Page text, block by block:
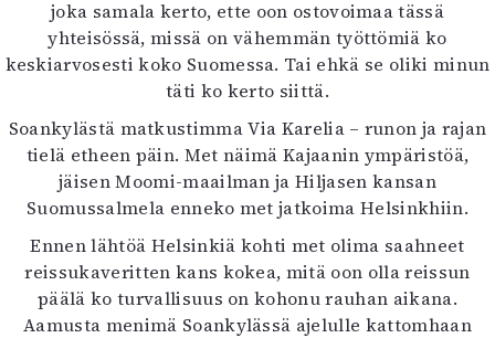
joka samala kerto, ette oon ostovoimaa tässä
yhteisössä, missä on vähemmän työttömiä ko
keskiarvosesti koko Suomessa. Tai ehkä se oliki minun
täti ko kerto siittä.
Soankylästä matkustimma Via Karelia – runon ja rajan
tielä etheen päin. Met näimä Kajaanin ympäristöä,
jäisen Moomi-maail­man ja Hiljasen kansan
Suomussalmela enneko met jatkoima Helsinkhiin.
Ennen lähtöä Helsinkiä kohti met olima saahneet
reissukaveritten kans kokea, mitä oon olla reissun
päälä ko turvallisuus on kohonu rauhan aikana.
Aamusta menimä Soankylässä ajelulle kattomhaan